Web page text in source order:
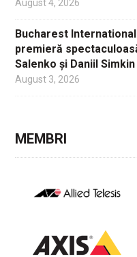
August 4, 2026
Bucharest
premieră
Salenko și Daniil Simkin
August 3, 2026
MEMBRI